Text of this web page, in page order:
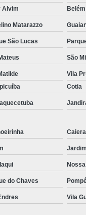
Kit
Frutas
Alvim Belém
Matarazzo
São Lucas
São
Vila
Cotia
do Chaves
Vila